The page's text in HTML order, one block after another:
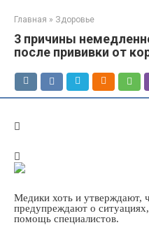
Главная » Здоровье
3 причины
после прививки от
Медики хоть и утверждают,
предупреждают о
помощь специалистов.